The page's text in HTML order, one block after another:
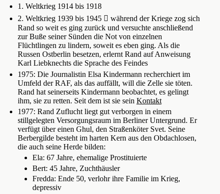
1. Weltkrieg 1914 bis 1918
2. Weltkrieg 1939 bis 1945  während der Kriege zog sich
Rand so weit es ging zurück und versuchte anschließend
zur Buße seiner Sünden die Not von einzelnen
Flüchtlingen zu lindern, soweit es eben ging. Als die
Russen Ostberlin besetzen, erlernt Rand auf Anweisung
Karl Liebknechts die Sprache des Feindes
1975: Die Journalistin Elsa Kindermann recherchiert im
Umfeld der RAF, als das auffällt, will die Zelle sie töten.
Rand hat seinerseits Kindermann beobachtet, es gelingt
ihm, sie zu retten. Seit dem ist sie sein Kontakt
1977: Rand Zuflucht liegt gut verborgen in einem
stillgelegten Versorgungsraum im Berliner Untergrund. Er
verfügt über einen Ghul, den Straßenköter Svet. Seine
Berbergilde besteht im harten Kern aus den Obdachlosen,
die auch seine Herde bilden:
Ela: 67 Jahre, ehemalige Prostituierte
Bert: 45 Jahre, Zuchthäusler
Fredda: Ende 50, verlohr ihre Familie im Krieg,
depressiv